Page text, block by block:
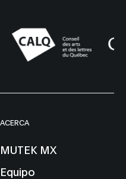
ACERCA
MUTEK MX
Equipo